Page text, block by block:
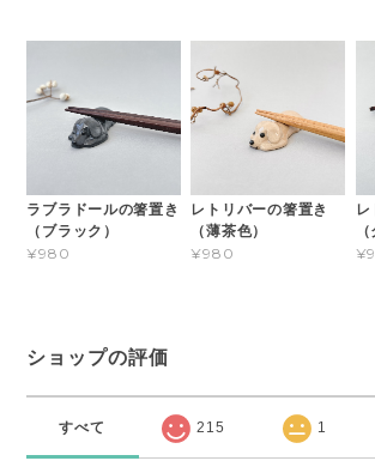
ラブラドールの箸置き
（ブラック）
¥980
レトリバーの箸置き
（薄茶色）
¥980
レ
ショップの評価
すべて 215 1